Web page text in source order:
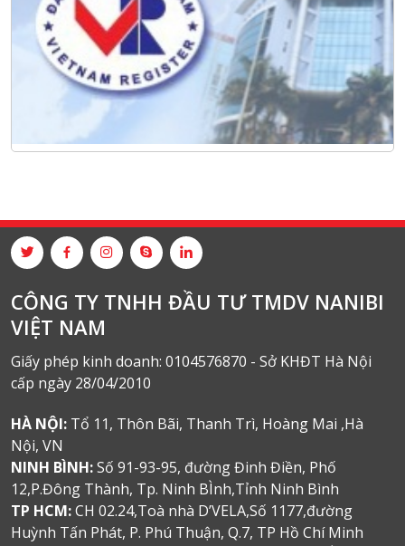
CÔNG TY TNHH ĐẦU TƯ TMDV NANIBI
VIỆT NAM
Giấy phép kinh doanh: 0104576870 - Sở KHĐT Hà Nội
cấp ngày 28/04/2010
HÀ NỘI: Tổ 11, Thôn Bãi, Thanh Trì, Hoàng Mai ,Hà
Nội, VN
NINH BÌNH:Số 91-93-95, đường Đinh Điền, Phố
12,P.Đông Thành, Tp. Ninh BÌnh,Tỉnh Ninh Bình
TP HCM:CH 02.24,Toà nhà D’VELA,Số 1177,đường
Huỳnh Tấn Phát, P. Phú Thuận, Q.7, TP Hồ Chí Minh